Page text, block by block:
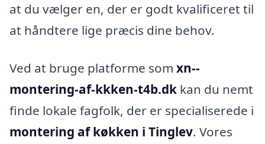
at du vælger en, der er godt kvalificeret til
at håndtere lige præcis dine behov.
Ved at bruge platforme som xn--
montering-af-kkken-t4b.dk kan du nemt
finde lokale fagfolk, der er specialiserede i
montering af køkken i Tinglev. Vores